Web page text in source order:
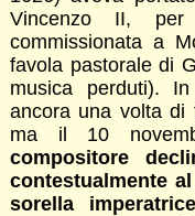
Vincenzo II,
commissionata a
favola pastorale di
musica perduti).
ancora una volta di
ma il 10
compositore
contestualmente
sorella